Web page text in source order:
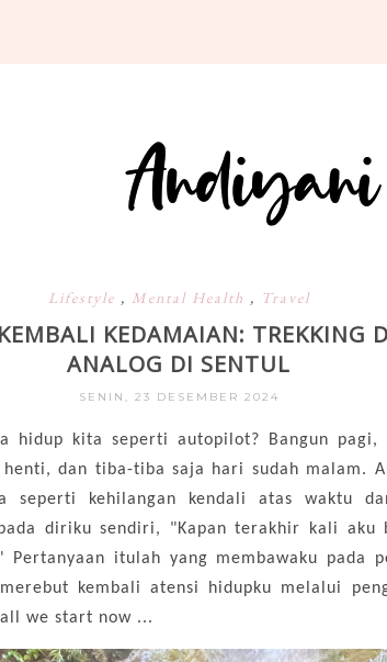
Lifestyle , Mental Health , Travel
KEDAMAIAN: TREKKING
ANALOG DI SENTUL
SENIN, 23 DESEMBER 2024
hidup kita seperti autopilot? Bangun pagi,
dan tiba-tiba saja hari sudah malam.
seperti kehilangan kendali atas waktu
diriku sendiri, "Kapan terakhir kali aku
Pertanyaan itulah yang membawaku pada
kembali atensi hidupku melalui
we start now ...